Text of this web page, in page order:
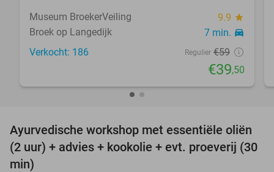
Museum BroekerVeiling 9.9 star
Broek op Langedijk 7 min. directions_car
Verkocht: 186 Regulier €59
€39,50
49%
Ayurvedische workshop met essentiële oliën
(2 uur) + advies + kookolie + evt. proeverij (30
min)